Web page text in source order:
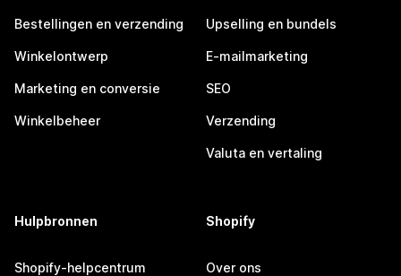
Bestellingen en verzending
Winkelontwerp
Marketing en conversie
Winkelbeheer
Upselling en bundels
E-mailmarketing
SEO
Verzending
Valuta en vertaling
Hulpbronnen
Shopify-helpcentrum
Shopify
Over ons